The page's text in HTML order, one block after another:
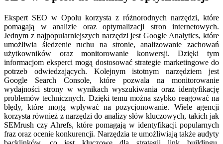
Ekspert SEO w Opolu korzysta z różnorodnych narzędzi, które
pomagają w analizie oraz optymalizacji stron internetowych.
Jednym z najpopularniejszych narzędzi jest Google Analytics, które
umożliwia śledzenie ruchu na stronie, analizowanie zachowań
użytkowników oraz monitorowanie konwersji. Dzięki tym
informacjom eksperci mogą dostosować strategie marketingowe do
potrzeb odwiedzających. Kolejnym istotnym narzędziem jest
Google Search Console, które pozwala na monitorowanie
wydajności strony w wynikach wyszukiwania oraz identyfikację
problemów technicznych. Dzięki temu można szybko reagować na
błędy, które mogą wpływać na pozycjonowanie. Wiele agencji
korzysta również z narzędzi do analizy słów kluczowych, takich jak
SEMrush czy Ahrefs, które pomagają w identyfikacji popularnych
fraz oraz ocenie konkurencji. Narzędzia te umożliwiają także audyty